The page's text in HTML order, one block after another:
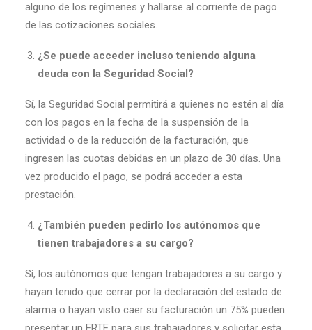
alguno de los regímenes y hallarse al corriente de pago
de las cotizaciones sociales.
¿Se puede acceder incluso teniendo alguna
deuda con la Seguridad Social?
Sí, la Seguridad Social permitirá a quienes no estén al día
con los pagos en la fecha de la suspensión de la
actividad o de la reducción de la facturación, que
ingresen las cuotas debidas en un plazo de 30 días. Una
vez producido el pago, se podrá acceder a esta
prestación.
¿También pueden pedirlo los autónomos que
tienen trabajadores a su cargo?
Sí, los autónomos que tengan trabajadores a su cargo y
hayan tenido que cerrar por la declaración del estado de
alarma o hayan visto caer su facturación un 75% pueden